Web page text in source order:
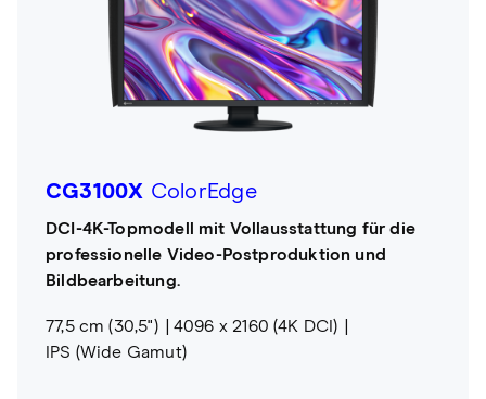
CG3100X ColorEdge
DCI-4K-Topmodell mit Vollausstattung für die
professionelle Video-Postproduktion und
Bildbearbeitung.
77,5 cm (30,5")
4096 x 2160 (4K DCI)
IPS (Wide Gamut)